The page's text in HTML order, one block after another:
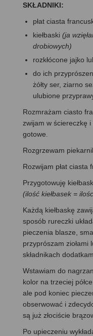
SKŁADNIKI:
płat ciasta
kiełbaski (ja
drobiowych)
rozkłócone jajko
do ich
żółty ser, ziarno
ulubione
Rozmrażam ciasto
zwijam w ściereczkę
gotowe.
Rozgrzewam
Rozwijam płat ciasta
Przygotowuję
(ilość kiełbasek =
Każdą kiełbaskę
sposób rureczki
pieczenia blasze,
przyprószam ziołami
składnikach
Wstawiam do
kolor na trzeciej
ale pod koniec
obserwować i
są już złociście
Po upieczeniu